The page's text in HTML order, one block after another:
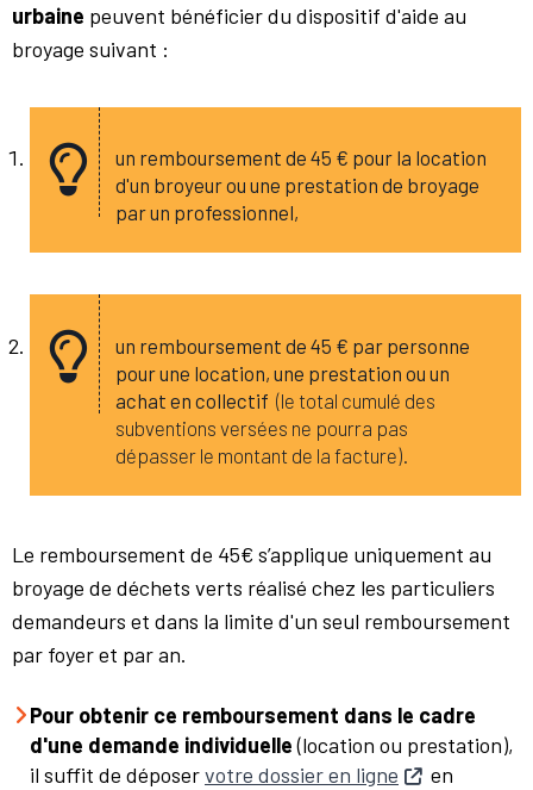
urbaine peuvent bénéficier du dispositif d'aide au
broyage suivant :
un remboursement de 45 € pour la location
d'un broyeur ou une prestation de broyage
par un professionnel,
un remboursement de 45 € par personne
pour une location, une prestation ou un
achat en collectif (le total cumulé des
subventions versées ne pourra pas
dépasser le montant de la facture).
Le remboursement de 45€ s’applique uniquement au
broyage de déchets verts réalisé chez les particuliers
demandeurs et dans la limite d'un seul remboursement
par foyer et par an.
Pour obtenir ce remboursement dans le cadre
d'une demande individuelle(location ou prestation),
il suffit de déposervotre dossier en ligne
en